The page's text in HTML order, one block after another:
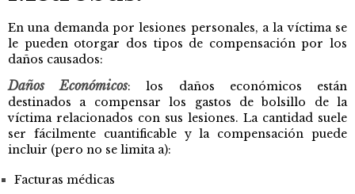
En una demanda por lesiones personales, a la víctima se
le pueden otorgar dos tipos de compensación por los
daños causados:
Daños Económicos: los daños económicos están
destinados a compensar los gastos de bolsillo de la
víctima relacionados con sus lesiones. La cantidad suele
ser fácilmente cuantificable y la compensación puede
incluir (pero no se limita a):
Facturas médicas